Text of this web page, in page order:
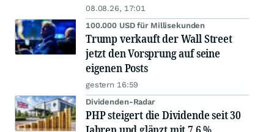
08.08.26, 17:01
100.000 USD für Millisekunden
Trump verkauft der Wall Street
jetzt den Vorsprung auf seine
eigenen Posts
gestern 16:59
Dividenden-Radar
PHP steigert die Dividende seit 30